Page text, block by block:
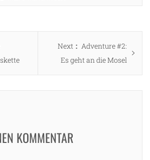
Next
Next
post:
Adventure #2:
Es geht an die Mosel
KOMMENTAR